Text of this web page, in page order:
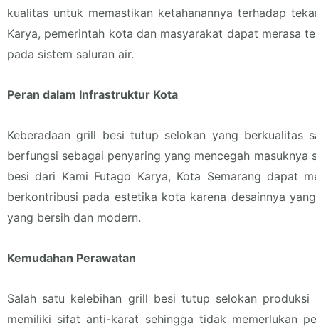
kualitas untuk memastikan ketahanannya terhadap
Karya, pemerintah kota dan masyarakat dapat merasa
pada sistem saluran air.
Peran dalam Infrastruktur Kota
Keberadaan grill besi tutup selokan yang berkualitas
berfungsi sebagai penyaring yang mencegah
besi dari Kami Futago Karya, Kota Semarang dapat
berkontribusi pada estetika kota karena desainnya
yang bersih dan modern.
Kemudahan Perawatan
Salah satu kelebihan grill besi tutup selokan produksi
memiliki sifat anti-karat sehingga tidak memerlukan